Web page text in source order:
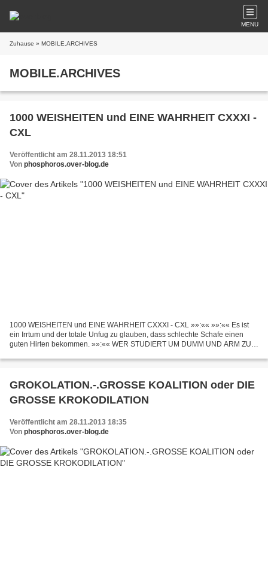
MENU
Zuhause » MOBILE.ARCHIVES
MOBILE.ARCHIVES
1000 WEISHEITEN und EINE WAHRHEIT CXXXI -
CXL
Veröffentlicht am 28.11.2013 18:51
Von phosphoros.over-blog.de
1000 WEISHEITEN und EINE WAHRHEIT CXXXI - CXL »»:«« »»:«« Es ist
ein Irrtum und der totale Unfug zu glauben, dass schlechte Schafe einen
guten Hirten bekommen. »»:«« WER STUDIERT UM DUMM UND ARM ZU
GROKOLATION.-.GROSSE KOALITION oder DIE
GROSSE KROKODILATION
Veröffentlicht am 28.11.2013 18:35
Von phosphoros.over-blog.de